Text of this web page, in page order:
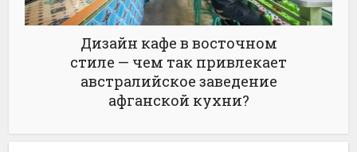
Дизайн кафе в восточном
стиле — чем так привлекает
австралийское заведение
афганской кухни?